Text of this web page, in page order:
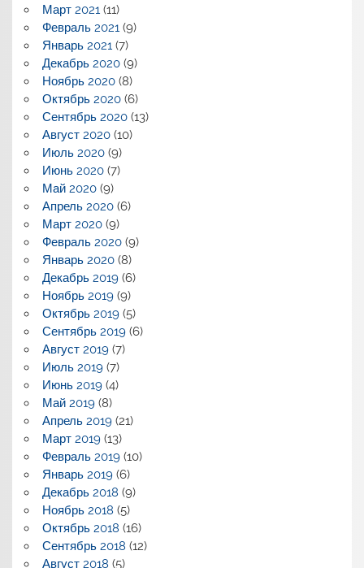
Март 2021(11)
Февраль 2021(9)
Январь 2021(7)
Декабрь 2020(9)
Ноябрь 2020(8)
Октябрь 2020(6)
Сентябрь 2020(13)
Август 2020(10)
Июль 2020(9)
Июнь 2020(7)
Май 2020(9)
Апрель 2020(6)
Март 2020(9)
Февраль 2020(9)
Январь 2020(8)
Декабрь 2019(6)
Ноябрь 2019(9)
Октябрь 2019(5)
Сентябрь 2019(6)
Август 2019(7)
Июль 2019(7)
Июнь 2019(4)
Май 2019(8)
Апрель 2019(21)
Март 2019(13)
Февраль 2019(10)
Январь 2019(6)
Декабрь 2018 (9)
Ноябрь 2018 (5)
Октябрь 2018 (16)
Сентябрь 2018 (12)
Август 2018 (5)